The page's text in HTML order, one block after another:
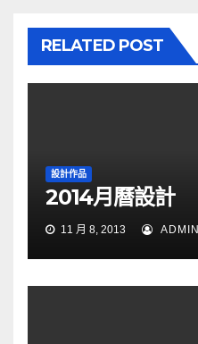
RELATED POST
設計作品
2014月曆設計
11 月 8, 2013 ADMIN